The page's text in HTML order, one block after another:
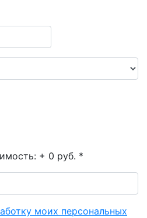
+ 0 руб. *
моих персональных